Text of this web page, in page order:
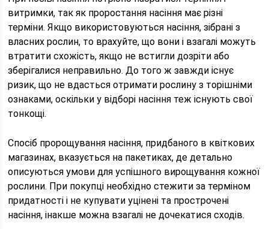
витримки, так як проростання насіння має різні
терміни. Якщо використовуються насіння, зібрані з
власних рослин, то врахуйте, що вони і взагалі можуть
втратити схожість, якщо не встигли дозріти або
зберігалися неправильно. До того ж завжди існує
ризик, що не вдасться отримати рослину з торішніми
ознаками, оскільки у відборі насіння теж існують свої
тонкощі.
Спосіб пророщування насіння, придбаного в квіткових
магазинах, вказується на пакетиках, де детально
описуються умови для успішного вирощування кожної
рослини. При покупці необхідно стежити за терміном
придатності і не купувати уцінені та прострочені
насіння, інакше можна взагалі не дочекатися сходів.